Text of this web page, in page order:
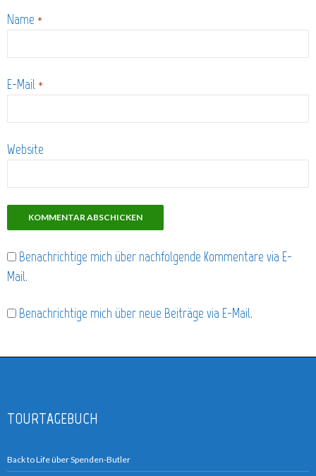
Name *
E-Mail *
Website
Benachrichtige mich über nachfolgende Kommentare via E-
Mail.
Benachrichtige mich über neue Beiträge via E-Mail.
TOURTAGEBUCH
Back to Life über Spenden-Butler